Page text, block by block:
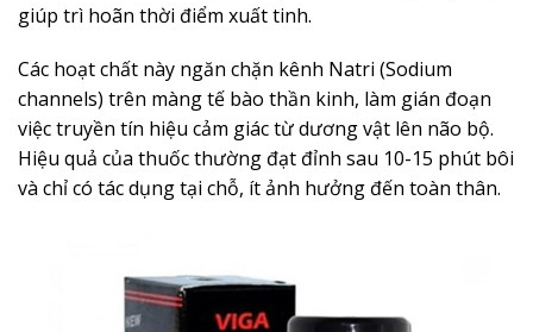
giúp trì hoãn thời điểm xuất tinh.
Các hoạt chất này ngăn chặn kênh Natri (Sodium
channels) trên màng tế bào thần kinh, làm gián đoạn
việc truyền tín hiệu cảm giác từ dương vật lên não bộ.
Hiệu quả của thuốc thường đạt đỉnh sau 10-15 phút bôi
và chỉ có tác dụng tại chỗ, ít ảnh hưởng đến toàn thân.